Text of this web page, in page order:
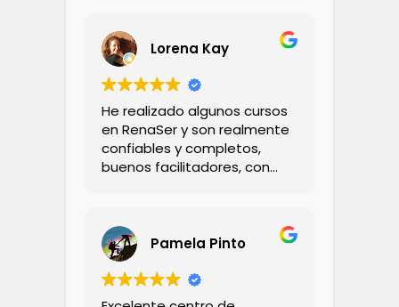
Lorena Kay
He realizado algunos cursos
en RenaSer y son realmente
confiables y completos,
buenos facilitadores, con
Pamela Pinto